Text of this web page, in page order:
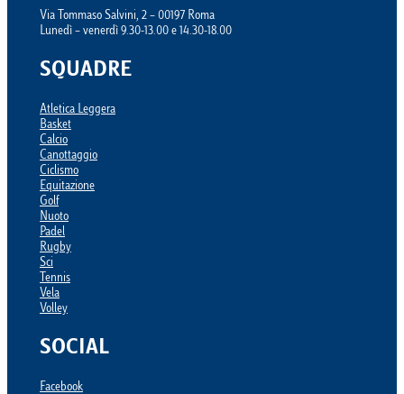
Via Tommaso Salvini, 2 – 00197 Roma
Lunedì – venerdì 9.30-13.00 e 14.30-18.00
SQUADRE
Atletica Leggera
Basket
Calcio
Canottaggio
Ciclismo
Equitazione
Golf
Nuoto
Padel
Rugby
Sci
Tennis
Vela
Volley
SOCIAL
Facebook